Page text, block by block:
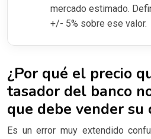
mercado estimado.
+/- 5% sobre ese valor.
¿Por qué el precio
tasador del banco
que debe vender su
Es un error muy extendido